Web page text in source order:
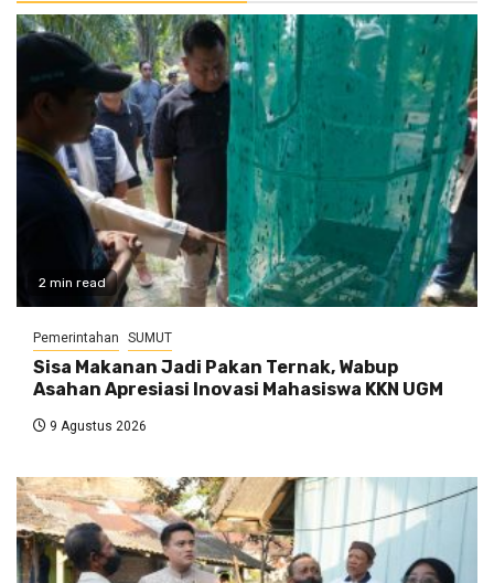
2 min read
Pemerintahan SUMUT
Sisa Makanan Jadi Pakan Ternak, Wabup
Asahan Apresiasi Inovasi Mahasiswa KKN UGM
9 Agustus 2026